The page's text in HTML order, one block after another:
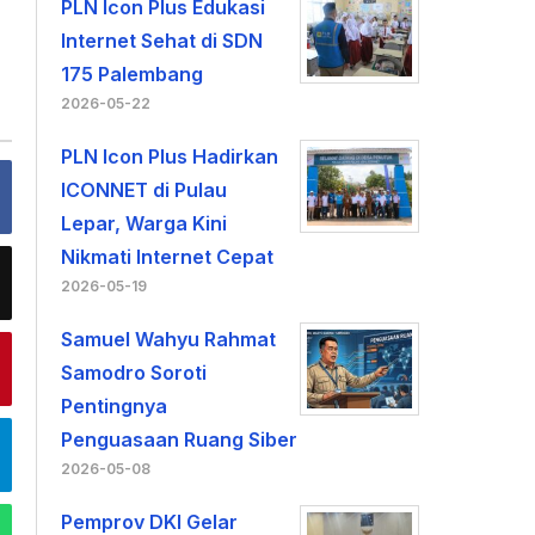
PLN Icon Plus Edukasi
Internet Sehat di SDN
175 Palembang
2026-05-22
PLN Icon Plus Hadirkan
ICONNET di Pulau
Lepar, Warga Kini
Nikmati Internet Cepat
2026-05-19
Samuel Wahyu Rahmat
Samodro Soroti
Pentingnya
Penguasaan Ruang Siber
2026-05-08
Pemprov DKI Gelar